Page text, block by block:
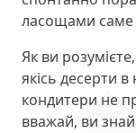
ласощами саме
Як ви
якісь десерти
кондитери не
вважай, ви